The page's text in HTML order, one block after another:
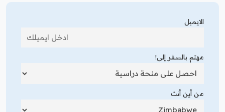
الايميل
مهتم بالسفر إلى!
من أين أنت